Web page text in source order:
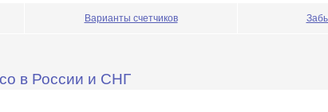
Варианты счетчиков
в России и СНГ